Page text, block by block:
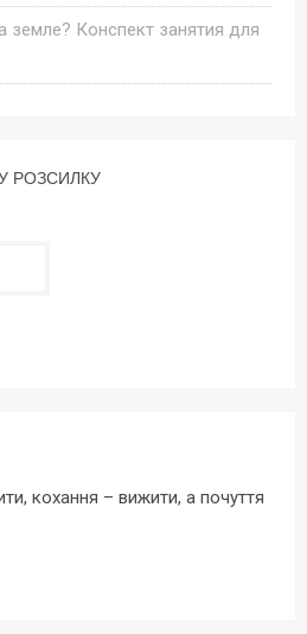
земле? Конспект занятия для
РОЗСИЛКУ
кохання – вижити, а почуття